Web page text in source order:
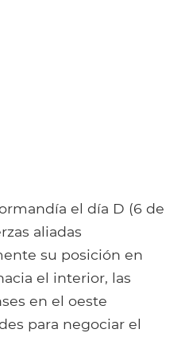
el día D (6 de
aliadas
su posición en
el interior, las
en el oeste
para negociar el